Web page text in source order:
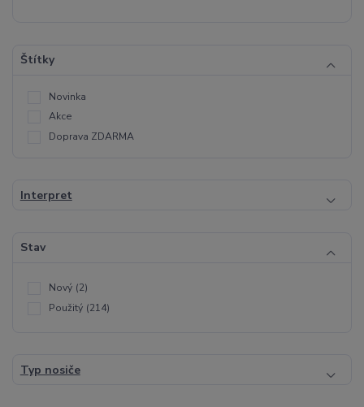
Štítky
Novinka
Akce
Doprava ZDARMA
Interpret
Stav
Nový (2)
Použitý (214)
Typ nosiče